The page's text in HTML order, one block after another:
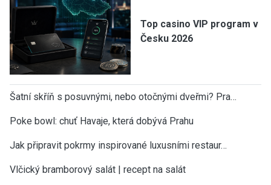
Top casino VIP program v
Česku 2026
Šatní skříň s posuvnými, nebo otočnými dveřmi? Pra…
Poke bowl: chuť Havaje, která dobývá Prahu
Jak připravit pokrmy inspirované luxusními restaur…
Vlčický bramborový salát | recept na salát